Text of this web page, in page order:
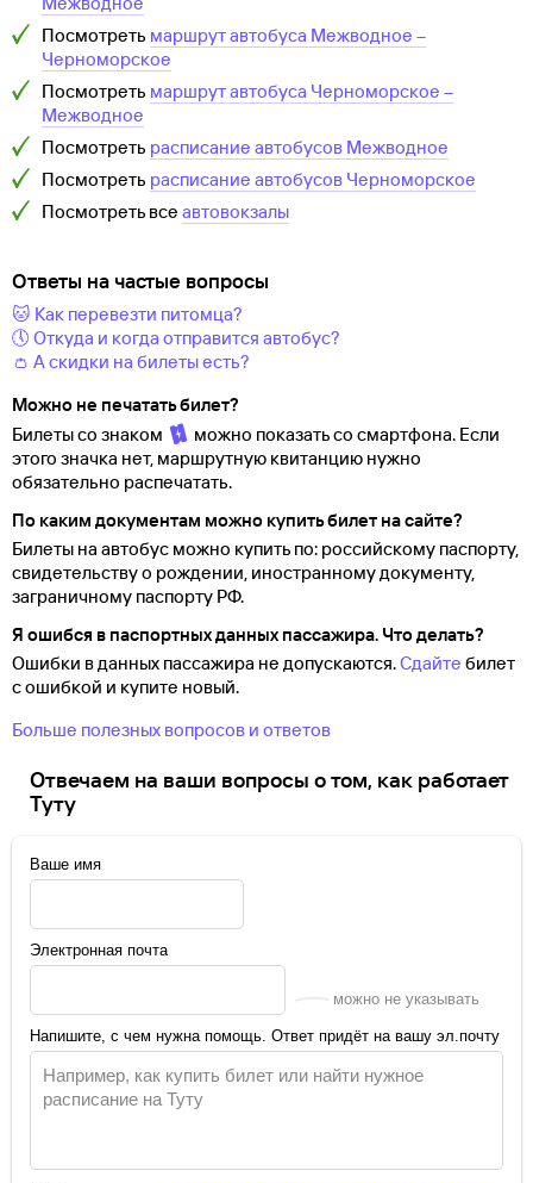
Посмотреть маршрут автобуса Межводное –
Черноморское
Посмотреть маршрут автобуса Черноморское –
Межводное
Посмотреть расписание автобусов Межводное
Посмотреть расписание автобусов Черноморское
Посмотреть все автовокзалы
Ответы на частые вопросы
🐱 Как перевезти питомца?
🕔 Откуда и когда отправится автобус?
👛 А скидки на билеты есть?
Можно не печатать билет?
Билеты со знаком
можно показать со смартфона. Если
этого значка нет, маршрутную квитанцию нужно
обязательно распечатать.
По каким документам можно купить билет на сайте?
Билеты на автобус можно купить по: российскому паспорту,
свидетельству о рождении, иностранному документу,
заграничному паспорту РФ.
Я ошибся в паспортных данных пассажира. Что делать?
Ошибки в данных пассажира не допускаются.Сдайте билет
с ошибкой и купите новый.
Больше полезных вопросов и ответов
Отвечаем на ваши вопросы о том, как работает
Туту
Ваше имя
Электронная почта
можно не указывать
Напишите, с чем нужна помощь. Ответ придёт на вашу эл.почту